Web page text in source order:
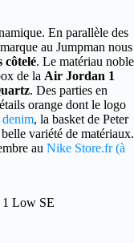
En parallèle des
au Jumpman nous
côtelé. Le matériau noble
de la Air Jordan 1
. Des parties en
orange dont le logo
, la basket de Peter
variété de matériaux.
au Nike Store.fr (à
1 Low SE